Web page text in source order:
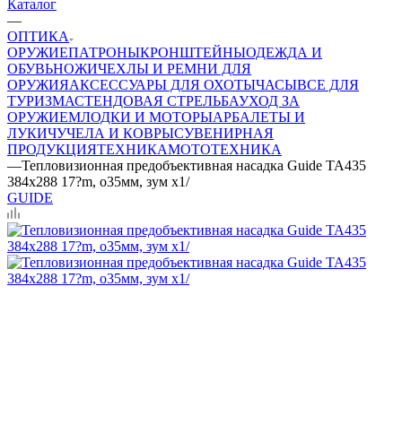
Каталог
—
ОПТИКА
ОРУЖИЕПАТРОНЫКРОНШТЕЙНЫОДЕЖДА И
ОБУВЬНОЖИЧЕХЛЫ И РЕМНИ ДЛЯ
ОРУЖИЯАКСЕССУАРЫ ДЛЯ ОХОТЫЧАСЫВСЕ ДЛЯ
ТУРИЗМАСТЕНДОВАЯ СТРЕЛЬБАУХОД ЗА
ОРУЖИЕМЛОДКИ И МОТОРЫАРБАЛЕТЫ И
ЛУКИЧУЧЕЛА И КОВРЫСУВЕНИРНАЯ
ПРОДУКЦИЯТЕХНИКАМОТОТЕХНИКА
—Тепловизионная предобъективная насадка Guide TA435
384x288 17?m, o35мм, зум х1/
GUIDE